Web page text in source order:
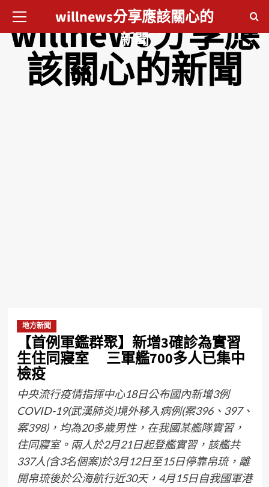
willnews分享應
該關心的新聞
willnews分享應該關心的
新聞
地方新聞
【首例軍鑑群聚】新增3確診為實習
生住同寢室 三軍艦700多人已集中
檢疫
中央流行疫情指揮中心18日公布國內新增3例
COVID-19(武漢肺炎)境外移入病例(案396、397、
案398)，均為20多歲男性，在我國某艦隊實習，
住同寢室。兩人於2月21日起登艦實習，該艦共
337人(含3名個案)於3月12日至15日停靠帛琉，離
開帛琉後於公海航行近30天，4月15日自我國軍港